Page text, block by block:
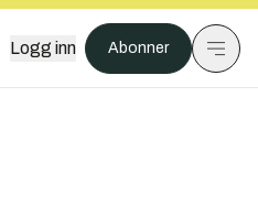
Logg inn Abonner